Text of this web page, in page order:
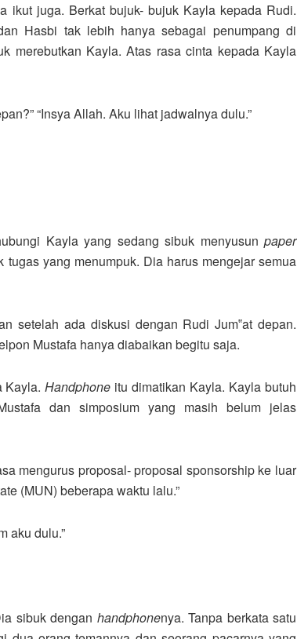
ikut juga. Berkat bujuk- bujuk Kayla kepada Rudi.
Hasbi tak lebih hanya sebagai penumpang di
merebutkan Kayla. Atas rasa cinta kepada Kayla
“Insya Allah. Aku lihat jadwalnya dulu.”
Kayla yang sedang sibuk menyusun paper
yang menumpuk. Dia harus mengejar semua
setelah ada diskusi dengan Rudi Jum‟at depan.
Mustafa hanya diabaikan begitu saja.
Kayla.Handphone itu dimatikan Kayla. Kayla butuh
dan simposium yang masih belum jelas
mengurus proposal- proposal sponsorship ke luar
(MUN) beberapa waktu lalu.”
aku dulu.”
sibuk dengan handphonenya. Tanpa berkata satu